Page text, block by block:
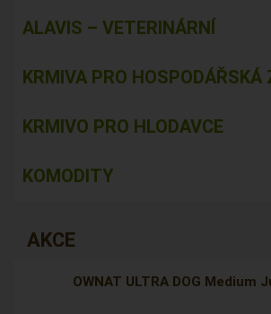
ALAVIS – VETERINÁRNÍ
KRMIVA PRO HOSPODÁŘSKÁ
KRMIVO PRO HLODAVCE
KOMODITY
AKCE
OWNAT ULTRA DOG Medium